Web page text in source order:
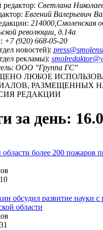
Светлана
Евгений Валерьевич
214000,Смоленская
революции, д.14а
+7 (920) 668-05-20
новостей):
рекламы):
ООО "Группа ГС"
ЛЮБОЕ
РАЗМЕЩЕННЫХ
РЕДАКЦИИ
за день:
более 200 пожаров
обсудил развитие науки с
области